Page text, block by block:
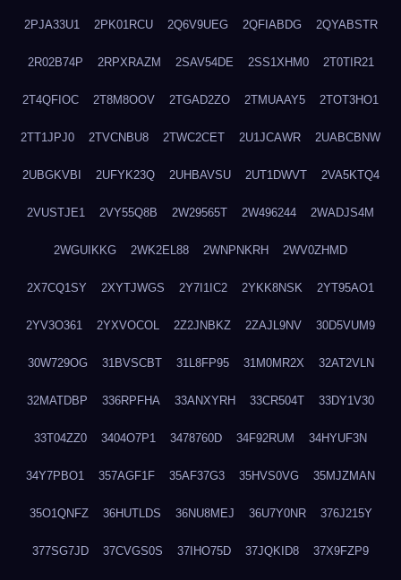
2PJA33U1 2PK01RCU 2Q6V9UEG 2QFIABDG 2QYABSTR
2R02B74P 2RPXRAZM 2SAV54DE 2SS1XHM0 2T0TIR21
2T4QFIOC 2T8M8OOV 2TGAD2ZO 2TMUAAY5 2TOT3HO1
2TT1JPJ0 2TVCNBU8 2TWC2CET 2U1JCAWR 2UABCBNW
2UBGKVBI 2UFYK23Q 2UHBAVSU 2UT1DWVT 2VA5KTQ4
2VUSTJE1 2VY55Q8B 2W29565T 2W496244 2WADJS4M
2WGUIKKG 2WK2EL88 2WNPNKRH 2WV0ZHMD
2X7CQ1SY 2XYTJWGS 2Y7I1IC2 2YKK8NSK 2YT95AO1
2YV3O361 2YXVOCOL 2Z2JNBKZ 2ZAJL9NV 30D5VUM9
30W729OG 31BVSCBT 31L8FP95 31M0MR2X 32AT2VLN
32MATDBP 336RPFHA 33ANXYRH 33CR504T 33DY1V30
33T04ZZ0 3404O7P1 3478760D 34F92RUM 34HYUF3N
34Y7PBO1 357AGF1F 35AF37G3 35HVS0VG 35MJZMAN
35O1QNFZ 36HUTLDS 36NU8MEJ 36U7Y0NR 376J215Y
377SG7JD 37CVGS0S 37IHO75D 37JQKID8 37X9FZP9